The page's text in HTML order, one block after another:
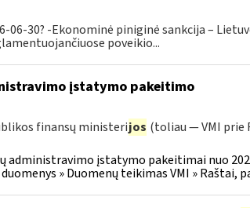
06-30? -Ekonominė piniginė sankcija –
poveikio...
įstatymo pakeitimo
finansų ministerijos (toliau — VMI prie
administravimo įstatymo pakeitimai nuo
» Duomenų teikimas VMI » Raštai,